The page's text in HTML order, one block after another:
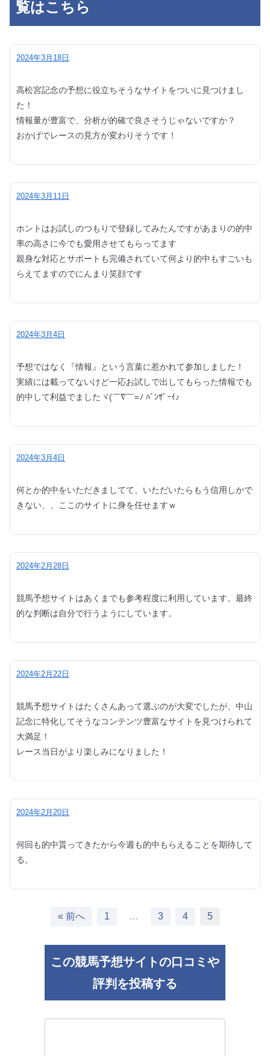
覧はこちら
2024年3月18日
高松宮記念の予想に役立ちそうなサイトをついに見つけまし
た！
情報量が豊富で、分析が的確で良さそうじゃないですか？
おかげでレースの見方が変わりそうです！
2024年3月11日
ホントはお試しのつもりで登録してみたんですがあまりの的中
率の高さに今でも愛用させてもらってます
親身な対応とサポートも完備されていて何より的中もすごいも
らえてますのでにんまり笑顔です
2024年3月4日
予想ではなく『情報』という言葉に惹かれて参加しました！
実績には載ってないけど一応お試しで出してもらった情報でも
的中して利益でましたヾ(￣∇￣=ﾉ ﾊﾞﾝｻﾞｰｲ♪
2024年3月4日
何とか的中をいただきましてて、いただいたらもう信用しかで
きない、、ここのサイトに身を任せますｗ
2024年2月28日
競馬予想サイトはあくまでも参考程度に利用しています。最終
的な判断は自分で行うようにしています。
2024年2月22日
競馬予想サイトはたくさんあって選ぶのが大変でしたが、中山
記念に特化してそうなコンテンツ豊富なサイトを見つけられて
大満足！
レース当日がより楽しみになりました！
2024年2月20日
何回も的中貰ってきたから今週も的中もらえることを期待して
る。
« 前へ 1 … 3 4 5
この競馬予想サイトの口コミや
評判を投稿する